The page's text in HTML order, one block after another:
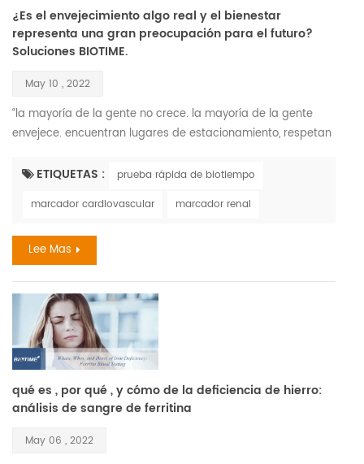
¿Es el envejecimiento algo real y el bienestar
representa una gran preocupación para el futuro?
Soluciones BIOTIME.
May 10 , 2022
“la mayoría de la gente no crece. la mayoría de la gente
envejece. encuentran lugares de estacionamiento, respetan
llaman madurez. cómo es eso es, está envejeciendo.” —
proceso complejo que conduce a cambios en todos los
ETIQUETAS :
prueba rápida de biotiempo
marcador cardiovascular
marcador renal
Lee Mas
qué es , por qué , y cómo de la deficiencia de hierro:
análisis de sangre de ferritina
May 06 , 2022